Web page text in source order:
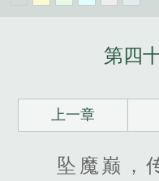
第四
上一章
坠魔巅，